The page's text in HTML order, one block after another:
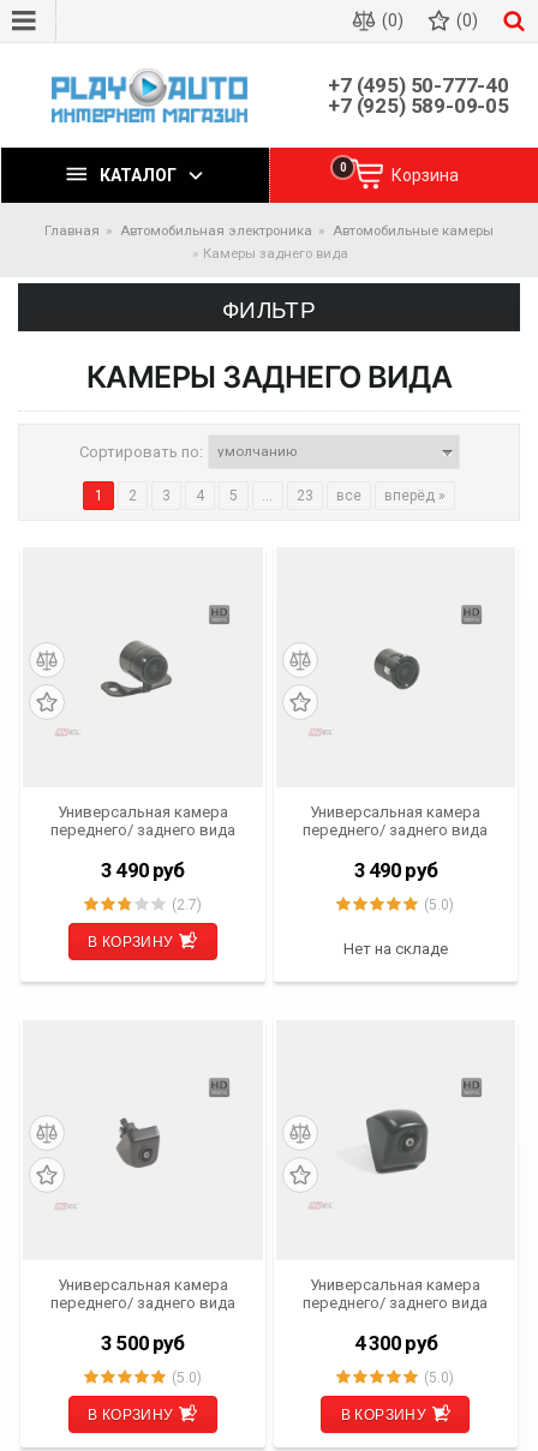
(0) (0)
+7 (495) 50-777-40
+7 (925) 589-09-05
КАТАЛОГ Корзина
0
Главная Автомобильная электроника
Автомобильные камеры
Камеры заднего вида
ФИЛЬТР
КАМЕРЫ ЗАДНЕГО ВИДА
Сортировать по:
1 2 3 4 5 ... 23 все вперёд »
Универсальная камера
переднего/ заднего вида
3 490 руб
(2.7)
В КОРЗИНУ
Универсальная камера
переднего/ заднего вида
3 490 руб
(5.0)
Нет на складе
Универсальная камера
переднего/ заднего вида
3 500 руб
(5.0)
В КОРЗИНУ
Универсальная камера
переднего/ заднего вида
Vertical)
4 300 руб
(5.0)
В КОРЗИНУ